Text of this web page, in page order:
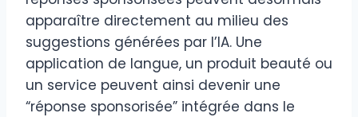
apparaître directement au milieu des
suggestions générées par l’IA. Une
application de langue, un produit beauté ou
un service peuvent ainsi devenir une
“réponse sponsorisée” intégrée dans le